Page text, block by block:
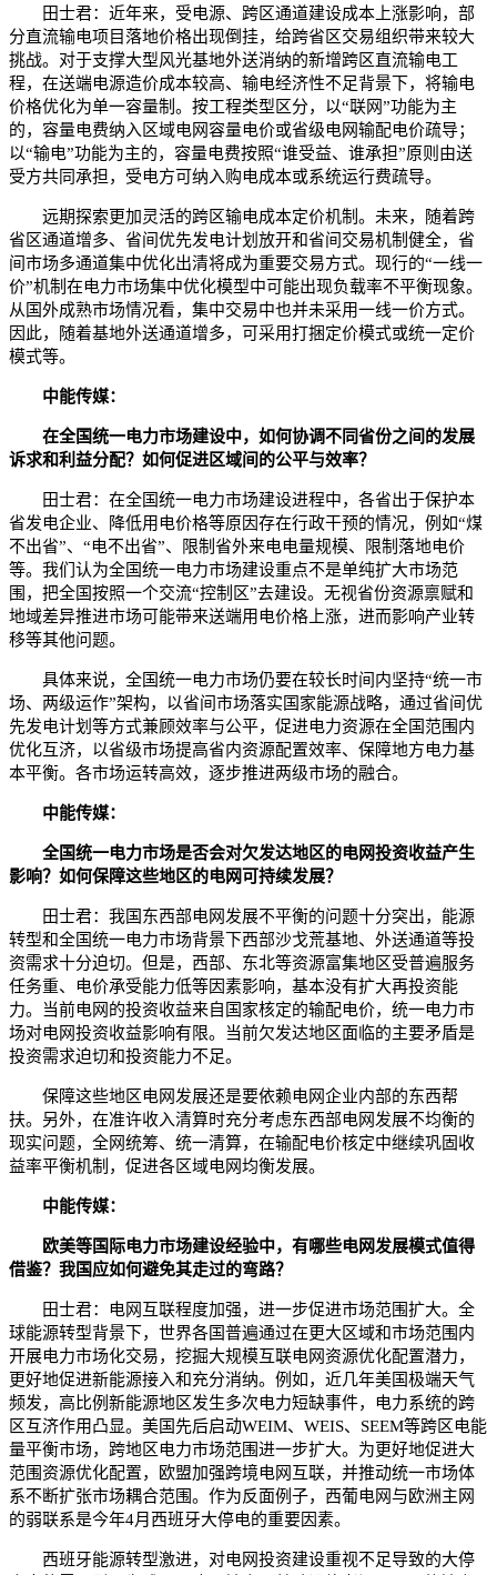
田士君：近年来，受电源、跨区通道建设成本上涨影响，部
分直流输电项目落地价格出现倒挂，给跨省区交易组织带来较大
挑战。对于支撑大型风光基地外送消纳的新增跨区直流输电工
程，在送端电源造价成本较高、输电经济性不足背景下，将输电
价格优化为单一容量制。按工程类型区分，以“联网”功能为主
的，容量电费纳入区域电网容量电价或省级电网输配电价疏导；
以“输电”功能为主的，容量电费按照“谁受益、谁承担”原则由送
受方共同承担，受电方可纳入购电成本或系统运行费疏导。
远期探索更加灵活的跨区输电成本定价机制。未来，随着跨
省区通道增多、省间优先发电计划放开和省间交易机制健全，省
间市场多通道集中优化出清将成为重要交易方式。现行的“一线一
价”机制在电力市场集中优化模型中可能出现负载率不平衡现象。
从国外成熟市场情况看，集中交易中也并未采用一线一价方式。
因此，随着基地外送通道增多，可采用打捆定价模式或统一定价
模式等。
中能传媒：
在全国统一电力市场建设中，如何协调不同省份之间的发展
诉求和利益分配？如何促进区域间的公平与效率？
田士君：在全国统一电力市场建设进程中，各省出于保护本
省发电企业、降低用电价格等原因存在行政干预的情况，例如“煤
不出省”、“电不出省”、限制省外来电电量规模、限制落地电价
等。我们认为全国统一电力市场建设重点不是单纯扩大市场范
围，把全国按照一个交流“控制区”去建设。无视省份资源禀赋和
地域差异推进市场可能带来送端用电价格上涨，进而影响产业转
移等其他问题。
具体来说，全国统一电力市场仍要在较长时间内坚持“统一市
场、两级运作”架构，以省间市场落实国家能源战略，通过省间优
先发电计划等方式兼顾效率与公平，促进电力资源在全国范围内
优化互济，以省级市场提高省内资源配置效率、保障地方电力基
本平衡。各市场运转高效，逐步推进两级市场的融合。
中能传媒：
全国统一电力市场是否会对欠发达地区的电网投资收益产生
影响？如何保障这些地区的电网可持续发展？
田士君：我国东西部电网发展不平衡的问题十分突出，能源
转型和全国统一电力市场背景下西部沙戈荒基地、外送通道等投
资需求十分迫切。但是，西部、东北等资源富集地区受普遍服务
任务重、电价承受能力低等因素影响，基本没有扩大再投资能
力。当前电网的投资收益来自国家核定的输配电价，统一电力市
场对电网投资收益影响有限。当前欠发达地区面临的主要矛盾是
投资需求迫切和投资能力不足。
保障这些地区电网发展还是要依赖电网企业内部的东西帮
扶。另外，在准许收入清算时充分考虑东西部电网发展不均衡的
现实问题，全网统筹、统一清算，在输配电价核定中继续巩固收
益率平衡机制，促进各区域电网均衡发展。
中能传媒：
欧美等国际电力市场建设经验中，有哪些电网发展模式值得
借鉴？我国应如何避免其走过的弯路？
田士君：电网互联程度加强，进一步促进市场范围扩大。全
球能源转型背景下，世界各国普遍通过在更大区域和市场范围内
开展电力市场化交易，挖掘大规模互联电网资源优化配置潜力，
更好地促进新能源接入和充分消纳。例如，近几年美国极端天气
频发，高比例新能源地区发生多次电力短缺事件，电力系统的跨
区互济作用凸显。美国先后启动WEIM、WEIS、SEEM等跨区电能
量平衡市场，跨地区电力市场范围进一步扩大。为更好地促进大
范围资源优化配置，欧盟加强跨境电网互联，并推动统一市场体
系不断扩张市场耦合范围。作为反面例子，西葡电网与欧洲主网
的弱联系是今年4月西班牙大停电的重要因素。
西班牙能源转型激进，对电网投资建设重视不足导致的大停